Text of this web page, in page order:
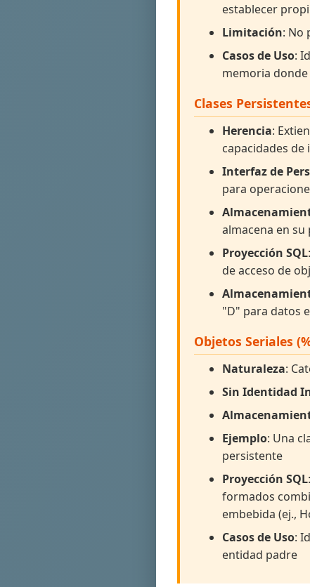
establecer
Limitación: No
Casos de Uso:
memoria
Clases
Herencia:
capacidades
Interfaz de
para
almacena en
Proyección SQL
de acceso de
"D" para datos
Objetos Seriales
Naturaleza:
Sin Identidad
Ejemplo: Una
persistente
Proyección SQL
formados
embebida (ej.,
Casos de Uso:
entidad padre